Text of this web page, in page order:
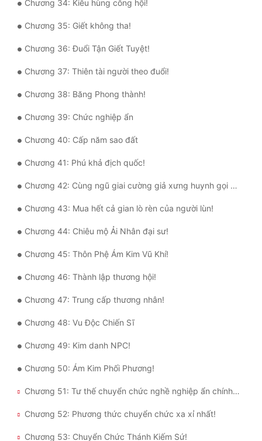
Điền Văn
Đô Thị
Đông Phương
Đông Phương Huyền Huyễn
Cẩu Đạo Trường Sinh
Ngự Thú
Truyện Nam
Truyện Nữ
Xây Dựng Thế Lực
Tính Cách Nhân Vật :
Sát Phạt Quyết Đoán
Vô Sỉ
Chương 34: Kiêu hùng công hội!
Chương 35: Giết không tha!
Chương 36: Đuổi Tận Giết Tuyệt!
Chương 37: Thiên tài người theo đuổi!
Chương 38: Băng Phong thành!
Chương 39: Chức nghiệp ẩn
Chương 40: Cấp năm sao đất
Chương 41: Phú khả địch quốc!
Chương 42: Cùng ngũ giai cường giả xưng huynh gọi đệ!
Chương 43: Mua hết cả gian lò rèn của người lùn!
Chương 44: Chiêu mộ Ải Nhân đại sư!
Chương 45: Thôn Phệ Ám Kim Vũ Khí!
Chương 46: Thành lập thương hội!
Chương 47: Trung cấp thương nhân!
Chương 48: Vu Độc Chiến Sĩ
Chương 49: Kim danh NPC!
Chương 50: Ám Kim Phối Phương!
Chương 51: Tư thế chuyển chức nghề nghiệp ẩn chính xác
Chương 52: Phương thức chuyển chức xa xỉ nhất!
Chương 53: Chuyển Chức Thánh Kiếm Sứ!